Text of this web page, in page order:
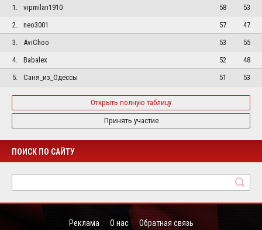
1.
vipmilan1910 58
53
2.
neo3001 57
47
3.
AviChoo 53
55
4.
Babalex 52
48
5.
Саня_из_Одессы 51 53
Открыть полную таблицу
Принять участие
ПОИСК ПО САЙТУ
Реклама О нас Обратная связь